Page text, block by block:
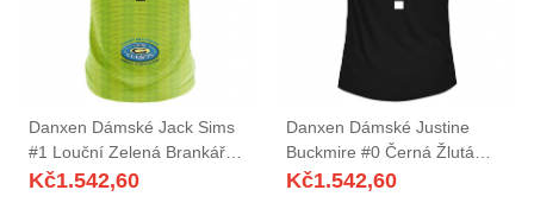
Danxen Dámské Jack Sims
#1 Louční Zelená Brankář
Dresy 2025/26 Dres
Kč1.542,60
Danxen Dámské Justine
Buckmire #0 Černá Žlutá
Daleko Hráčské Dresy
Kč1.542,60